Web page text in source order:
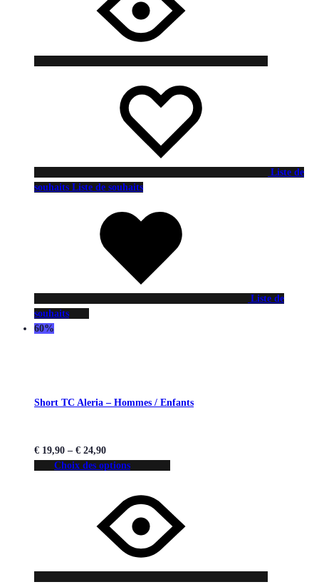
Liste de
souhaits Liste de souhaits
Liste de
souhaits
60%
Short TC Aleria – Hommes / Enfants
€ 19,90 – € 24,90
Choix des options